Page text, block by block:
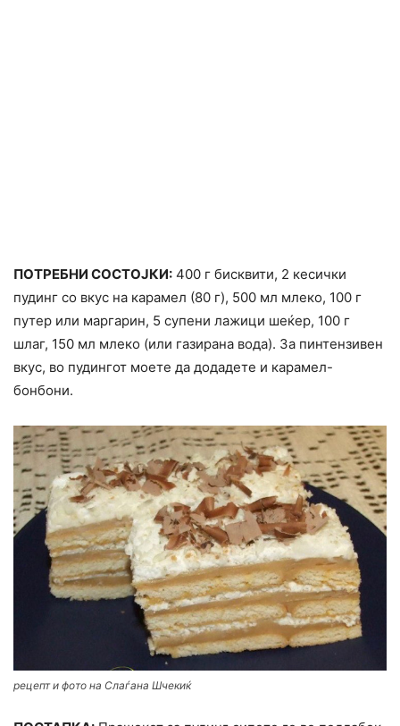
ПОТРЕБНИ СОСТОЈКИ: 400 г бисквити, 2 кесички
пудинг со вкус на карамел (80 г), 500 мл млеко, 100 г
путер или маргарин, 5 супени лажици шеќер, 100 г
шлаг, 150 мл млеко (или газирана вода). За пинтензивен
вкус, во пудингот моете да додадете и карамел-
бонбони.
рецепт и фото на Слаѓана Шчекиќ